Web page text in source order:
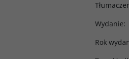
Wydanie:
Rok